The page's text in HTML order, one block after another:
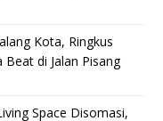
Kota, Ringkus
di Jalan Pisang
Space Disomasi,